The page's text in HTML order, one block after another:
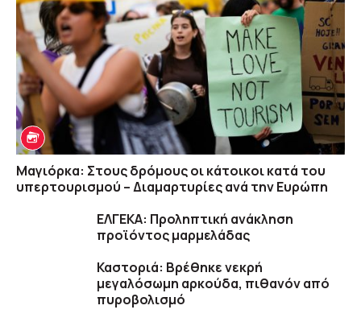
Μαγιόρκα: Στους δρόμους οι κάτοικοι κατά του
υπερτουρισμού – Διαμαρτυρίες ανά την Ευρώπη
ΕΛΓΕΚΑ: Προληπτική ανάκληση
προϊόντος μαρμελάδας
Καστοριά: Βρέθηκε νεκρή
μεγαλόσωμη αρκούδα, πιθανόν από
πυροβολισμό